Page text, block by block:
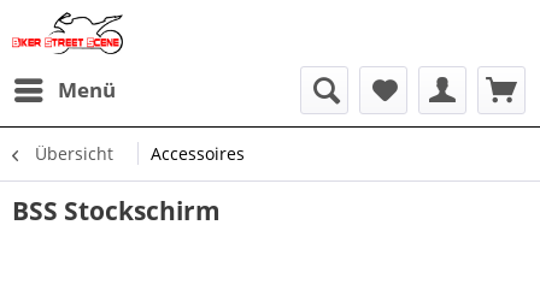
Menü
Übersicht Accessoires
BSS Stockschirm